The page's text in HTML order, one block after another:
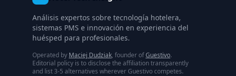
Análisis expertos sobre tecnología hotelera,
sistemas PMS e innovación en experiencia del
huésped para profesionales.
Operated by Maciej Dudziak, founder ofGuestivo.
Editorial policy is to disclose the affiliation transparently
and list 3-5 alternatives wherever Guestivo competes.